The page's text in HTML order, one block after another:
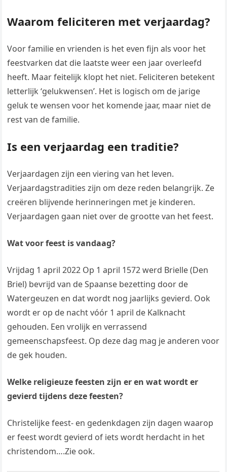
Waarom feliciteren met verjaardag?
Voor familie en vrienden is het even fijn als voor het
feestvarken dat die laatste weer een jaar overleefd
heeft. Maar feitelijk klopt het niet. Feliciteren betekent
letterlijk ‘gelukwensen’. Het is logisch om de jarige
geluk te wensen voor het komende jaar, maar niet de
rest van de familie.
Is een verjaardag een traditie?
Verjaardagen zijn een viering van het leven.
Verjaardagstradities zijn om deze reden belangrijk. Ze
creëren blijvende herinneringen met je kinderen.
Verjaardagen gaan niet over de grootte van het feest.
Wat voor feest is vandaag?
Vrijdag 1 april 2022 Op 1 april 1572 werd Brielle (Den
Briel) bevrijd van de Spaanse bezetting door de
Watergeuzen en dat wordt nog jaarlijks gevierd. Ook
wordt er op de nacht vóór 1 april de Kalknacht
gehouden. Een vrolijk en verrassend
gemeenschapsfeest. Op deze dag mag je anderen voor
de gek houden.
Welke religieuze feesten zijn er en wat wordt er
gevierd tijdens deze feesten?
Christelijke feest- en gedenkdagen zijn dagen waarop
er feest wordt gevierd of iets wordt herdacht in het
christendom….Zie ook.